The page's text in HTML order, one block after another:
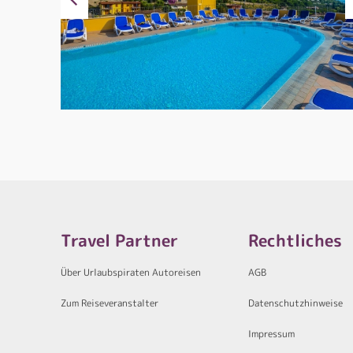
Travel Partner
Über Urlaubspiraten Autoreisen
Zum Reiseveranstalter
Rechtliches
AGB
Datenschutzhinweise
Impressum